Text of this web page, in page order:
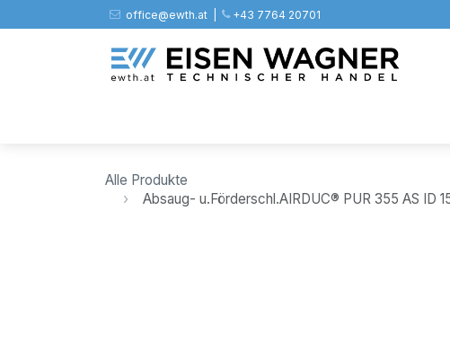
Zum Inhalt springenoffice@ewth.at | ​​​ +43 7764 20701
Alle Produkte
Absaug- u.Förderschl.AIRDUC® PUR 355 AS ID